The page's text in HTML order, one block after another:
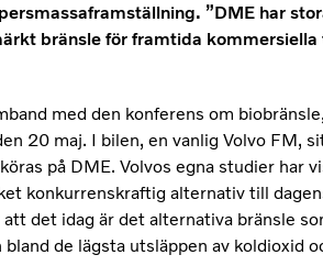
”DME har
bränsle för framtida kommersiella
med den konferens om
20 maj. I bilen, en vanlig Volvo FM,
på DME. Volvos egna studier har
konkurrenskraftig alternativ till
det idag är det alternativa bränsle
de lägsta utsläppen av koldioxid